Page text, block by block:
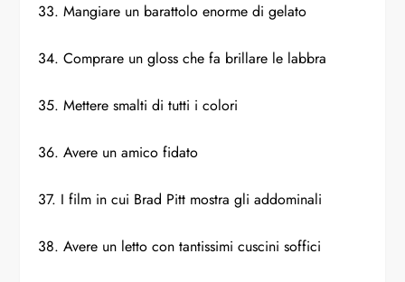
33. Mangiare un barattolo enorme di gelato
34. Comprare un gloss che fa brillare le labbra
35. Mettere smalti di tutti i colori
36. Avere un amico fidato
37. I film in cui Brad Pitt mostra gli addominali
38. Avere un letto con tantissimi cuscini soffici